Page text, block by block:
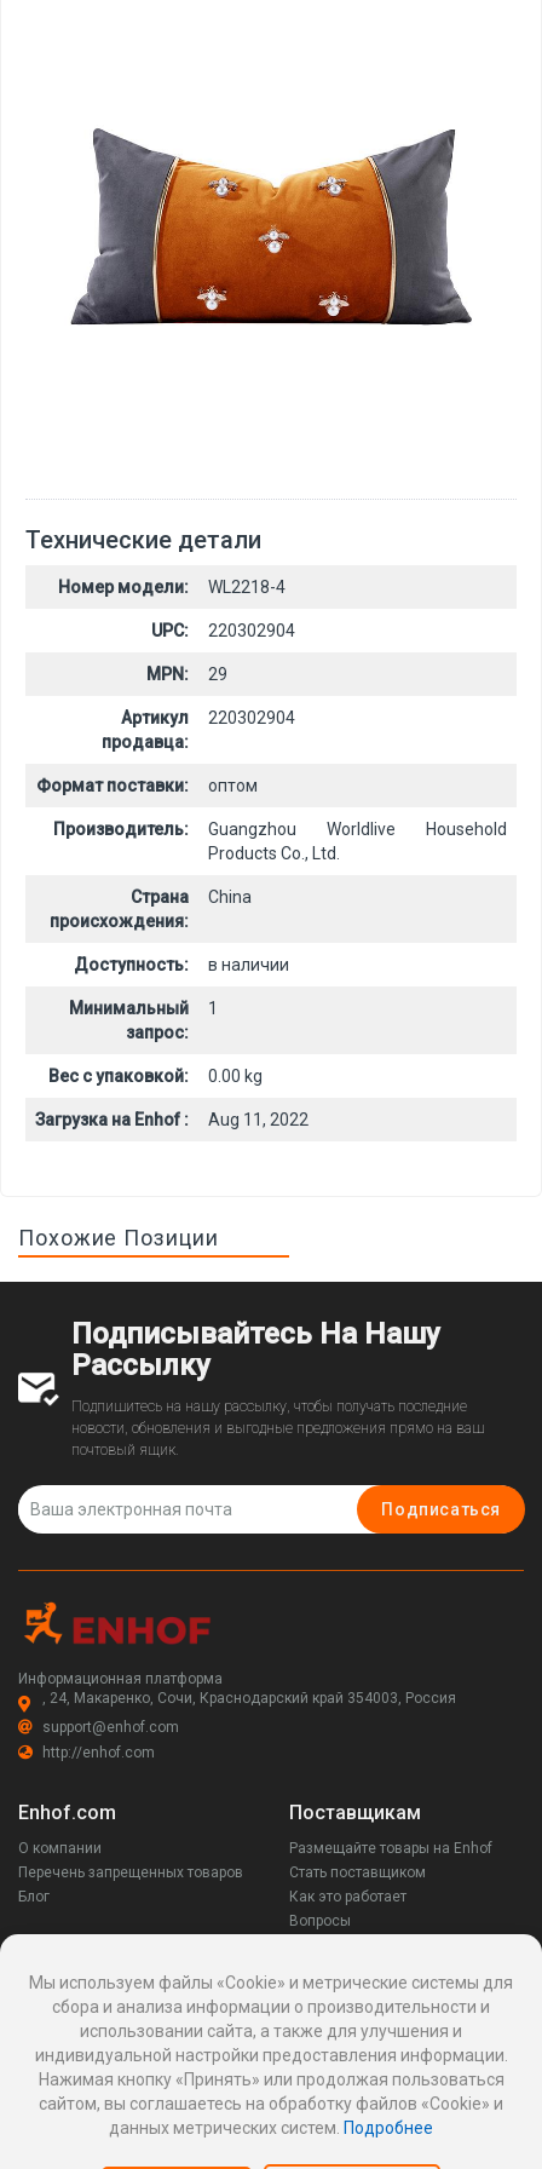
Технические детали
Номер модели: WL2218-4
UPC: 220302904
MPN: 29
Артикул
продавца:
220302904
Формат поставки: оптом
Производитель:
Guangzhou Worldlive Household
Products Co., Ltd.
Страна
происхождения:
China
Доступность: в наличии
Минимальный
запрос:
1
Вес с упаковкой: 0.00 kg
Загрузка на Enhof : Aug 11, 2022
Похожие Позиции
Подписывайтесь На Нашу
Рассылку
Подпишитесь на нашу рассылку, чтобы получать последние
новости, обновления и выгодные предложения прямо на ваш
почтовый ящик.
Подписаться
Информационная платформа
, 24, Макаренко, Сочи, Краснодарский край 354003, Россия
support@enhof.com
http://enhof.com
Enhof.com
О компании
Перечень запрещенных товаров
Блог
Поставщикам
Размещайте товары на Enhof
Стать поставщиком
Как это работает
Вопросы
Заказчикам
Аккаунт
Ваши запросы
Споры
Написать поставщику
Написать в поддержку
Оставайся на связи
Мы используем файлы «Cookie» и метрические системы для
сбора и анализа информации о производительности и
использовании сайта, а также для улучшения и
индивидуальной настройки предоставления информации.
Нажимая кнопку «Принять» или продолжая пользоваться
сайтом, вы соглашаетесь на обработку файлов «Cookie» и
данных метрических систем. Подробнее